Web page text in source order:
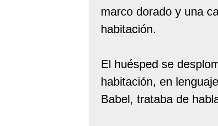
marco dorado y una
habitación.
El huésped se
habitación, en
Babel, trataba de